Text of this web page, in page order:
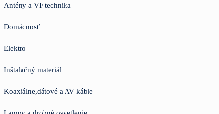
Antény a VF technika
Domácnosť
Elektro
Inštalačný materiál
Koaxiálne,dátové a AV káble
Lampy a drobné osvetlenie